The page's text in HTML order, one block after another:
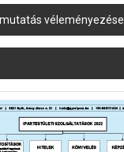
véleményezése